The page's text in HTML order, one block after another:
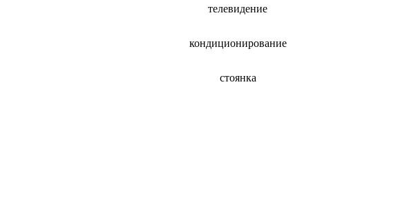
телевидение
кондиционирование
стоянка